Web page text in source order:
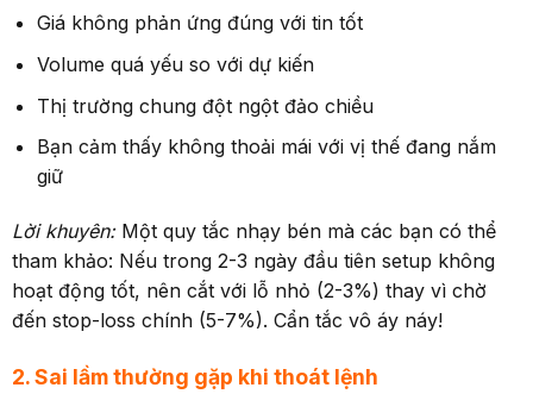
Giá không phản ứng đúng với tin tốt
Volume quá yếu so với dự kiến
Thị trường chung đột ngột đảo chiều
Bạn cảm thấy không thoải mái với vị thế đang nắm
giữ
Lời khuyên:Một quy tắc nhạy bén mà các bạn có thể
tham khảo: Nếu trong 2-3 ngày đầu tiên setup không
hoạt động tốt, nên cắt với lỗ nhỏ (2-3%) thay vì chờ
đến stop-loss chính (5-7%). Cẩn tắc vô áy náy!
2. Sai lầm thường gặp khi thoát lệnh